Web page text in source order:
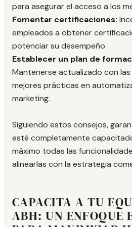
para asegurar el acceso a los
Fomentar certificaciones:
empleados a obtener
potenciar su desempeño.
Establecer un plan de
Mantenerse actualizado con
mejores prácticas en
marketing.
Siguiendo estos consejos,
esté completamente
máximo todas las
alinearlas con la estrategia
CAPACITA A TU
ABH: UN ENFOQUE